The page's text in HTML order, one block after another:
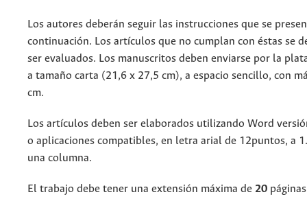
Los autores deberán seguir las instrucciones que se
continuación. Los artículos que no cumplan con éstas se
ser evaluados. Los manuscritos deben enviarse por la
a tamaño carta (21,6 x 27,5 cm), a espacio sencillo, con
cm.
Los artículos deben ser elaborados utilizando Word
o aplicaciones compatibles, en letra arial de 12puntos, a
una columna.
El trabajo debe tener una extensión máxima de 20